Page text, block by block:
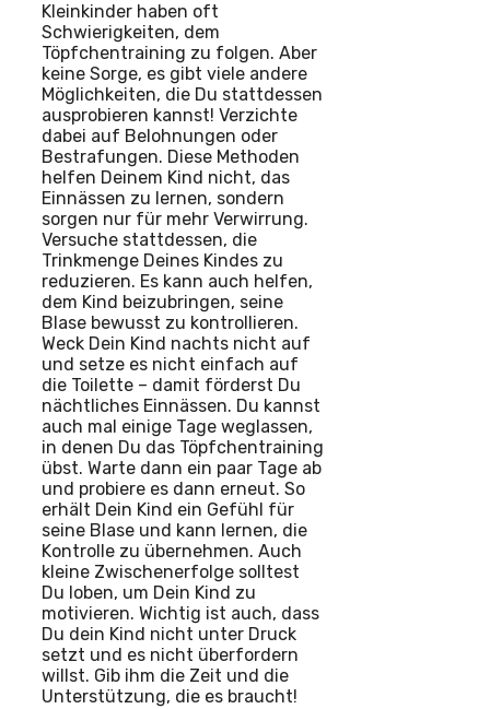
Kleinkinder haben oft
Schwierigkeiten, dem
Töpfchentraining zu folgen. Aber
keine Sorge, es gibt viele andere
Möglichkeiten, die Du stattdessen
ausprobieren kannst! Verzichte
dabei auf Belohnungen oder
Bestrafungen. Diese Methoden
helfen Deinem Kind nicht, das
Einnässen zu lernen, sondern
sorgen nur für mehr Verwirrung.
Versuche stattdessen, die
Trinkmenge Deines Kindes zu
reduzieren. Es kann auch helfen,
dem Kind beizubringen, seine
Blase bewusst zu kontrollieren.
Weck Dein Kind nachts nicht auf
und setze es nicht einfach auf
die Toilette – damit förderst Du
nächtliches Einnässen. Du kannst
auch mal einige Tage weglassen,
in denen Du das Töpfchentraining
übst. Warte dann ein paar Tage ab
und probiere es dann erneut. So
erhält Dein Kind ein Gefühl für
seine Blase und kann lernen, die
Kontrolle zu übernehmen. Auch
kleine Zwischenerfolge solltest
Du loben, um Dein Kind zu
motivieren. Wichtig ist auch, dass
Du dein Kind nicht unter Druck
setzt und es nicht überfordern
willst. Gib ihm die Zeit und die
Unterstützung, die es braucht!